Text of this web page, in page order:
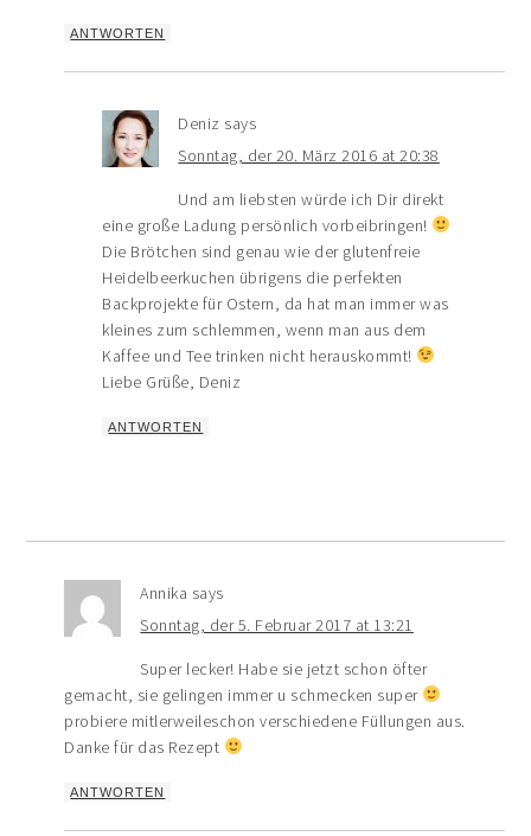
ANTWORTEN
Deniz says
Sonntag, der 20. März 2016 at 20:38
Und am liebsten würde ich Dir direkt
eine große Ladung persönlich vorbeibringen!
Die Brötchen sind genau wie der glutenfreie
Heidelbeerkuchen übrigens die perfekten
Backprojekte für Ostern, da hat man immer was
kleines zum schlemmen, wenn man aus dem
Kaffee und Tee trinken nicht herauskommt!
Liebe Grüße, Deniz
ANTWORTEN
Annika says
Sonntag, der 5. Februar 2017 at 13:21
Super lecker! Habe sie jetzt schon öfter
gemacht, sie gelingen immer u schmecken super
probiere mitlerweileschon verschiedene Füllungen aus.
Danke für das Rezept
ANTWORTEN